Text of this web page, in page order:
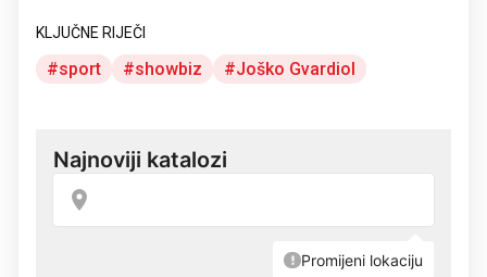
KLJUČNE RIJEČI
sport showbiz Joško Gvardiol